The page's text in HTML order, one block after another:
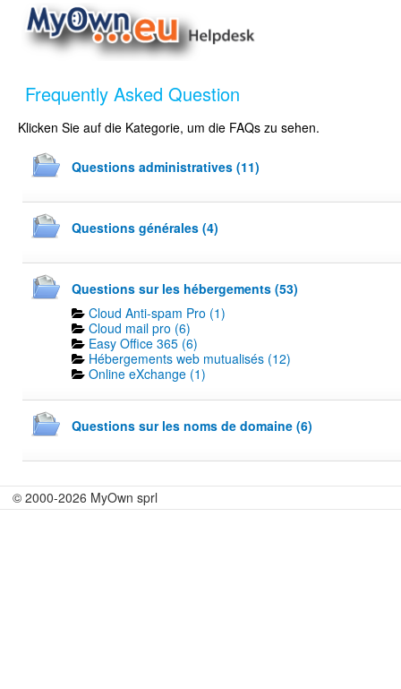
Frequently Asked Question
Klicken Sie auf die Kategorie, um die FAQs zu sehen.
Questions administratives (11)
Questions générales (4)
Questions sur les hébergements (53)
Cloud Anti-spam Pro (1)
Cloud mail pro (6)
Easy Office 365 (6)
Hébergements web mutualisés (12)
Online eXchange (1)
Questions sur les noms de domaine (6)
© 2000-2026 MyOwn sprl